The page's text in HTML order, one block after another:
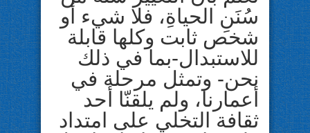
سُنَنِ الحياةِ، فلا شيء أو
شخص ثابت وكلها قابلة
للاستبدال-بما في ذلك
نحن- وتمثل مرحلة في
أعمارنا، ولم يلقنّا أحد
ثقافة التخلي على امتداد